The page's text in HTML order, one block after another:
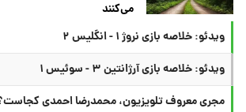
می‌کنند
ویدئو: خلاصه بازی نروژ ۱ - انگلیس ۲
ویدئو: خلاصه بازی آرژانتین ۳ - سوئیس ۱
مجری معروف تلویزیون، محمدرضا احمدی